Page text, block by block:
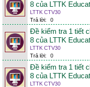
8 của LTTK
LTTK CTV30
Trả lời:
0
Đề kiểm tra 1 tiết
8 của LTTK
LTTK CTV30
Trả lời:
0
Đề kiểm tra 1 tiết
8 của LTTK
LTTK CTV30